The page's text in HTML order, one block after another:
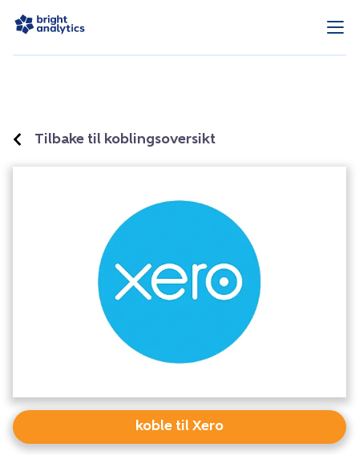
Tilbake til koblingsoversikt
koble til Xero